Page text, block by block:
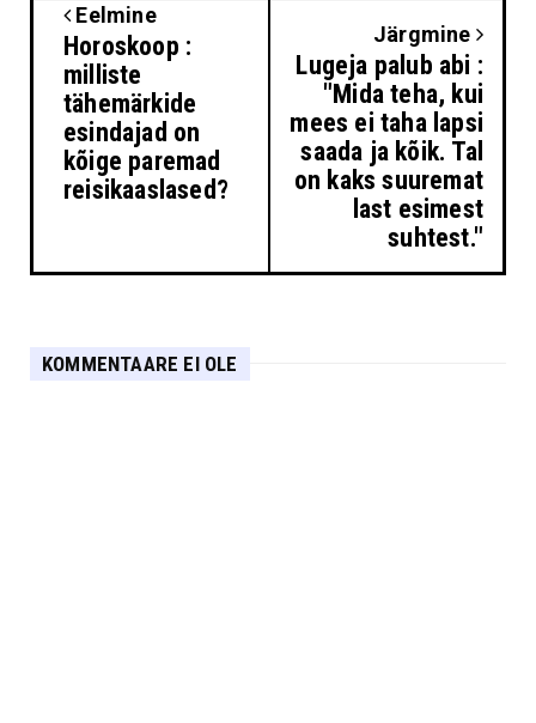
Eelmine
Horoskoop :
milliste
tähemärkide
esindajad on
kõige paremad
reisikaaslased?
Järgmine
Lugeja palub abi :
"Mida teha, kui
mees ei taha lapsi
saada ja kõik. Tal
on kaks suuremat
last esimest
suhtest."
KOMMENTAARE EI OLE